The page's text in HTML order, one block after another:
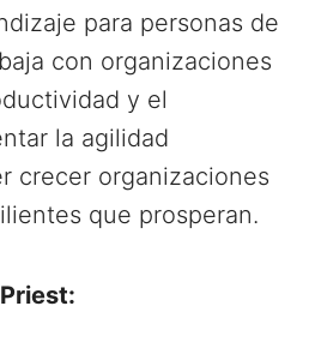
para personas de
con organizaciones
y el
la agilidad
crecer organizaciones
que prosperan.